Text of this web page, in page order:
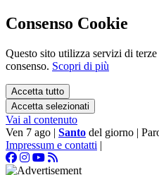
Consenso Cookie
Questo sito utilizza servizi di
consenso. Scopri di più
Accetta tutto
Accetta selezionati
Vai al contenuto
Ven 7 ago | Santo del giorno |
Impressum e contatti |